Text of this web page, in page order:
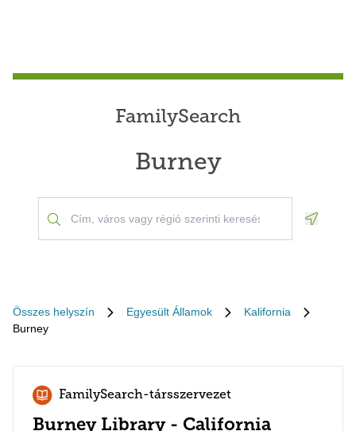
FamilySearch
Burney
Összes helyszín Egyesült Államok
Kalifornia
Burney
FamilySearch-társszervezet
Burney Library - California